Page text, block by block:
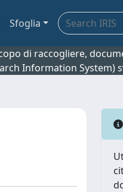
Sfoglia
di raccogliere,
Information System)